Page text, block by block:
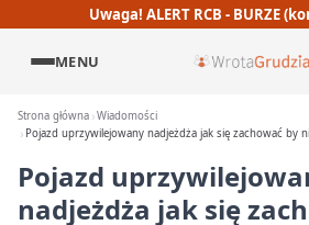
Uwaga! ALERT RCB - BURZE
MENU
Strona główna Wiadomości
Pojazd uprzywilejowany nadjeżdża jak się zachować by
Pojazd
nadjeżdża jak się